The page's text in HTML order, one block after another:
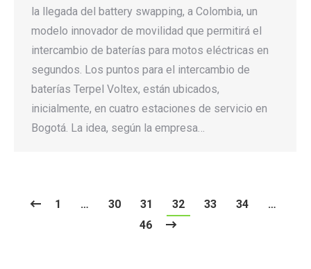
la llegada del battery swapping, a Colombia, un
modelo innovador de movilidad que permitirá el
intercambio de baterías para motos eléctricas en
segundos. Los puntos para el intercambio de
baterías Terpel Voltex, están ubicados,
inicialmente, en cuatro estaciones de servicio en
Bogotá. La idea, según la empresa…
1 … 30 31 32 33 34
…
46